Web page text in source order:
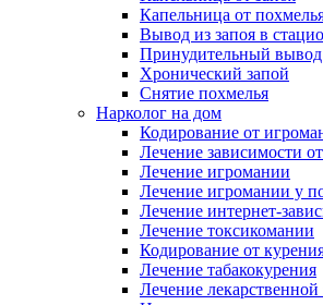
Капельница от
Вывод из запоя в
Принудительный вывод
Хронический запой
Снятие похмелья
Нарколог на дом
Кодирование от
Лечение зависимости
Лечение игромании
Лечение игромании у
Лечение интернет-
Лечение токсикомании
Кодирование от
Лечение табакокурения
Лечение лекарственной